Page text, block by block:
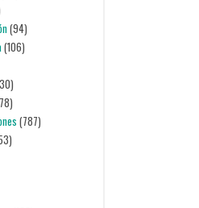
(94)
(106)
(787)